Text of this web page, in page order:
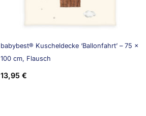
babybest® Kuscheldecke ‘Ballonfahrt’ – 75 x
100 cm, Flausch
13,95 €